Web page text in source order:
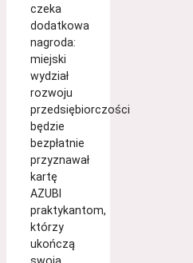
czeka
dodatkowa
nagroda:
miejski
wydział
rozwoju
przedsiębiorczości
będzie
bezpłatnie
przyznawał
kartę
AZUBI
praktykantom,
którzy
ukończą